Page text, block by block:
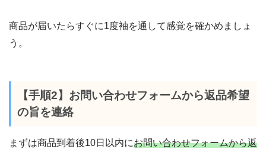
商品が届いたらすぐに1度袖を通して感覚を確かめましょ
う。
【手順2】お問い合わせフォームから返品希望
の旨を連絡
まずは商品到着後10日以内にお問い合わせフォームから返